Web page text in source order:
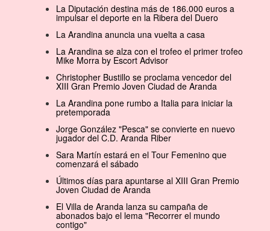
La Diputación destina más de 186.000 euros a
impulsar el deporte en la Ribera del Duero
La Arandina anuncia una vuelta a casa
La Arandina se alza con el trofeo el primer trofeo
Mike Morra by Escort Advisor
Christopher Bustillo se proclama vencedor del
XIII Gran Premio Joven Ciudad de Aranda
La Arandina pone rumbo a Italia para iniciar la
pretemporada
Jorge González "Pesca" se convierte en nuevo
jugador del C.D. Aranda Riber
Sara Martín estará en el Tour Femenino que
comenzará el sábado
Últimos días para apuntarse al XIII Gran Premio
Joven Ciudad de Aranda
El Villa de Aranda lanza su campaña de
abonados bajo el lema "Recorrer el mundo
contigo"